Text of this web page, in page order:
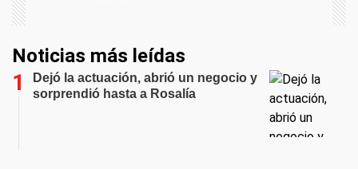
Noticias más leídas
Dejó la actuación, abrió un negocio y
sorprendió hasta a Rosalía